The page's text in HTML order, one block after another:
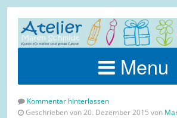
Menu
Kommentar hinterlassen
Geschrieben von 20. Dezember 2015 von